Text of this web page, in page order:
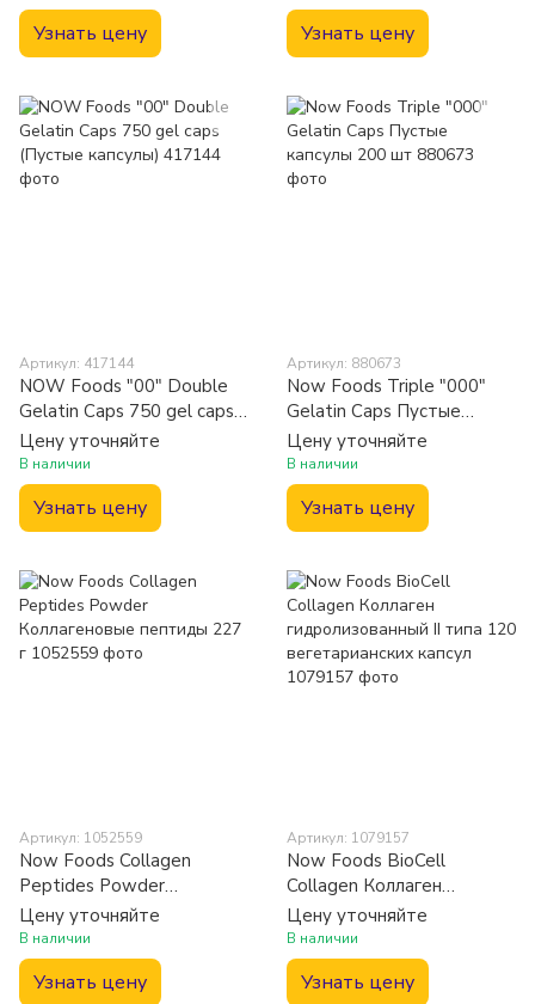
Узнать цену Узнать цену
Артикул: 417144
NOW Foods "00" Double
Gelatin Caps 750 gel caps
(Пустые капсулы)
Цену уточняйте
В наличии
Узнать цену
Артикул: 880673
Now Foods Triple "000"
Gelatin Caps Пустые
капсулы 200 шт
Цену уточняйте
В наличии
Узнать цену
Артикул: 1052559
Now Foods Collagen
Peptides Powder
Коллагеновые пептиды
227 г
Цену уточняйте
В наличии
Узнать цену
Артикул: 1079157
Now Foods BioCell
Collagen Коллаген
гидролизованный II типа
120 вегетарианских
капсул
Цену уточняйте
В наличии
Узнать цену